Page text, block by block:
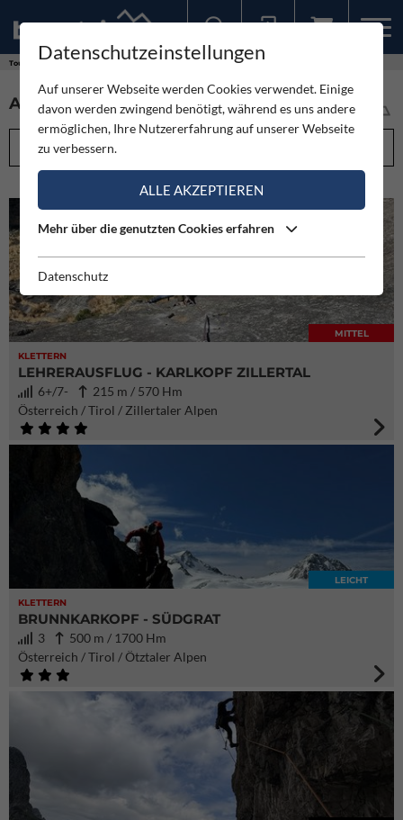
Touren
ALLE TOUREN IM ÜBERBLICK (5974)
FILTEROPTIONEN
KLETTERN
MITTEL
LEHRERAUSFLUG - KARLKOPF ZILLERTAL
6+/7-
215 m / 570 Hm
Österreich / Tirol / Zillertaler Alpen
KLETTERN
LEICHT
BRUNNKARKOPF - SÜDGRAT
3
500 m / 1700 Hm
Österreich / Tirol / Ötztaler Alpen
Datenschutzeinstellungen
Auf unserer Webseite werden Cookies verwendet. Einige
davon werden zwingend benötigt, während es uns andere
ermöglichen, Ihre Nutzererfahrung auf unserer Webseite
zu verbessern.
ALLE AKZEPTIEREN
Mehr über die genutzten Cookies erfahren
Datenschutz